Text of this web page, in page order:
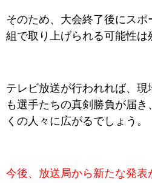
そのため、大会終了後にス
組で取り上げられる可能性は
テレビ放送が行われれば、
も選手たちの真剣勝負が届
くの人々に広がるでしょう。
今後、放送局から新たな発